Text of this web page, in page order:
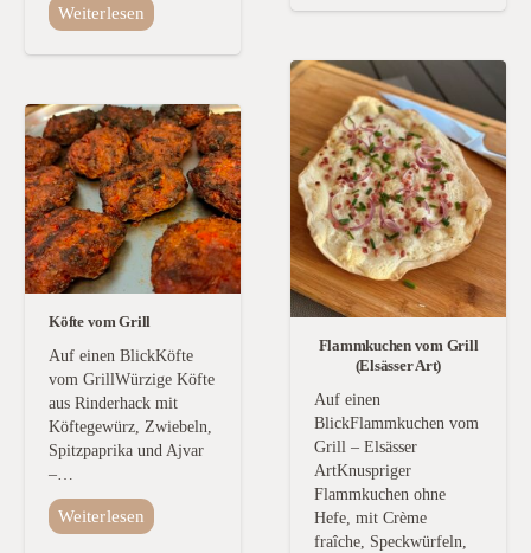
Weiterlesen
Flammkuchen vom Grill
(Elsässer Art)
Auf einen
BlickFlammkuchen vom
Grill – Elsässer
ArtKnuspriger
Flammkuchen ohne
Hefe, mit Crème
fraîche, Speckwürfeln,
Köfte vom Grill
Auf einen BlickKöfte
vom GrillWürzige Köfte
aus Rinderhack mit
Köftegewürz, Zwiebeln,
Spitzpaprika und Ajvar
–…
Weiterlesen